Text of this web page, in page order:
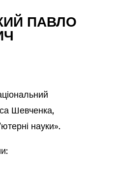
ПАВЛО
Шевченка,
науки».